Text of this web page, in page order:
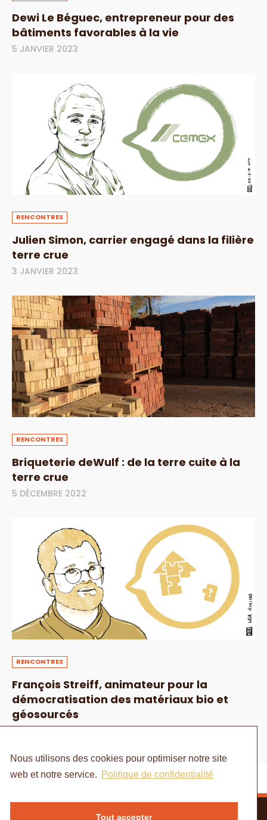
Dewi Le Béguec, entrepreneur pour des
bâtiments favorables à la vie
5 JANVIER 2023
RENCONTRES
Julien Simon, carrier engagé dans la filière
terre crue
3 JANVIER 2023
RENCONTRES
Briqueterie deWulf : de la terre cuite à la
terre crue
5 DÉCEMBRE 2022
RENCONTRES
François Streiff, animateur pour la
démocratisation des matériaux bio et
géosourcés
1 DÉCEMBRE 2022
Nous utilisons des cookies pour optimiser notre site
web et notre service. Politique de confidentialité
Tout accepter